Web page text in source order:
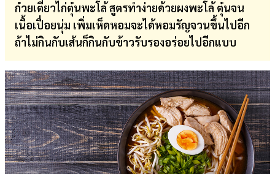
ก๋วยเตี๋ยวไก่ตุ๋นพะโล้ สูตรทำง่ายด้วยผงพะโล้ ตุ๋นจน
เนื้อเปื่อยนุ่ม เพิ่มเห็ดหอมจะได้หอมรัญจวนขึ้นไปอีก
ถ้าไม่กินกับเส้นก็กินกับข้าวรับรองอร่อยไปอีกแบบ
ผล
บอล
สด
การ
เงิน
การ
ศึกษา
บันเทิง